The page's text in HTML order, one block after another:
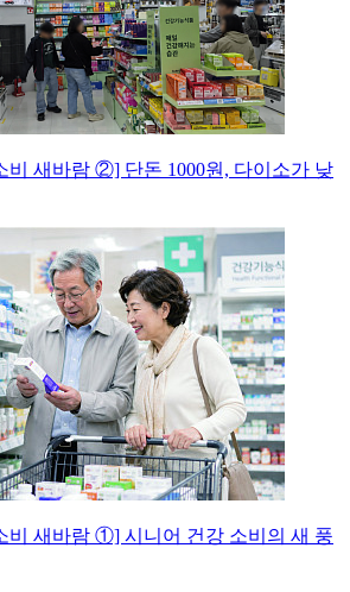
비 새바람 ②] 단돈 1000원, 다이소가 낮
비 새바람 ①] 시니어 건강 소비의 새 풍